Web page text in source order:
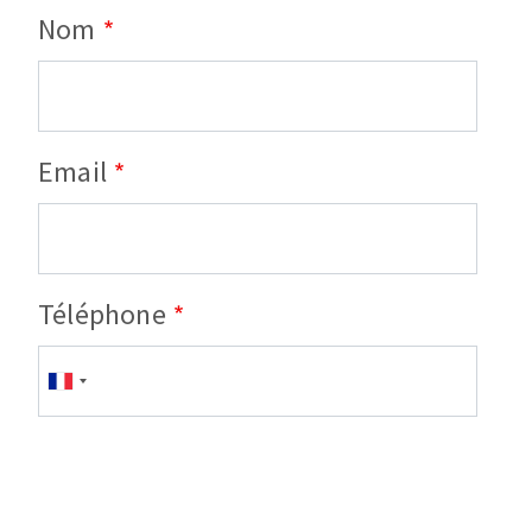
Nom
Email
Téléphone
Téléphone